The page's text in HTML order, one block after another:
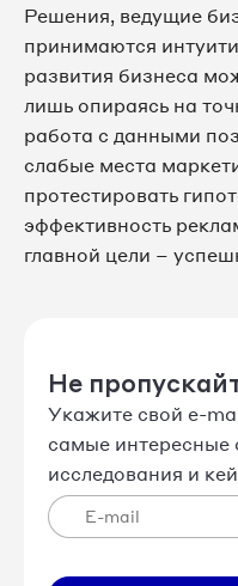
Решения, ведущие
принимаются
развития бизнеса
лишь опираясь на
работа с данными
слабые места
протестировать
эффективность
главной цели –
Не
Укажите свой e-
самые интересные
исследования и